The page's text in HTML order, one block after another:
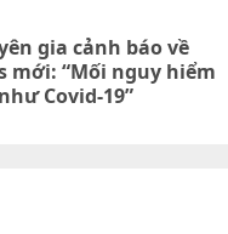
gia cảnh báo về
mới: “Mối nguy hiểm
Covid-19”